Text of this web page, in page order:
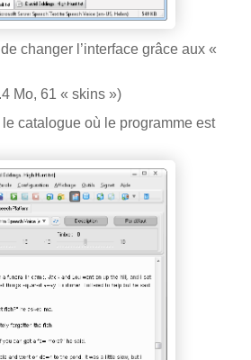
changer l’interface grâce aux «
Mo, 61 « skins »)
catalogue où le programme est